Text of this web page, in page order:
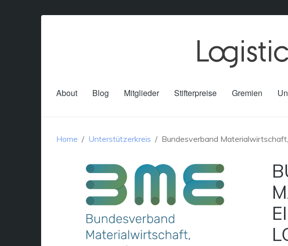
About Blog Mitglieder Stifterpreise Gremien
Home Unterstützerkreis Bundesverband